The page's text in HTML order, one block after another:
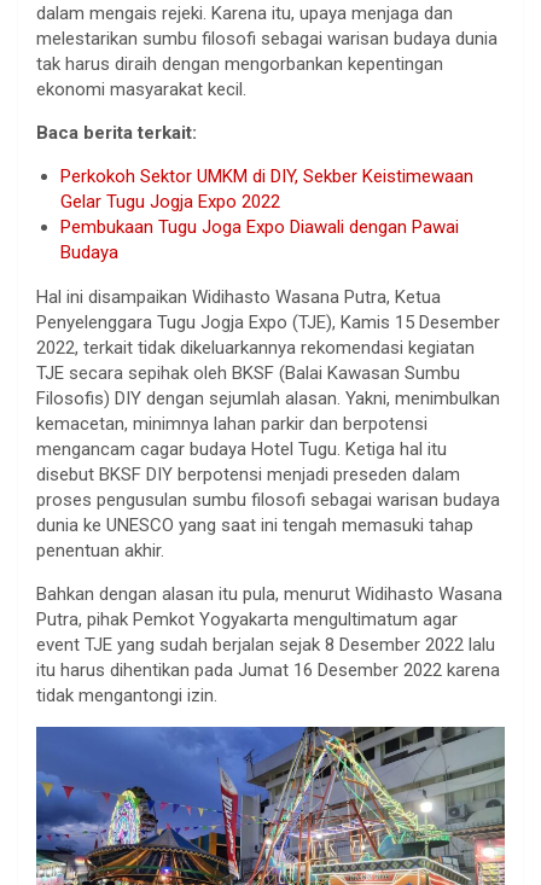
dalam mengais rejeki. Karena itu, upaya menjaga dan
melestarikan sumbu filosofi sebagai warisan budaya dunia
tak harus diraih dengan mengorbankan kepentingan
ekonomi masyarakat kecil.
Baca berita terkait:
Perkokoh Sektor UMKM di DIY, Sekber Keistimewaan
Gelar Tugu Jogja Expo 2022
Pembukaan Tugu Joga Expo Diawali dengan Pawai
Budaya
Hal ini disampaikan Widihasto Wasana Putra, Ketua
Penyelenggara Tugu Jogja Expo (TJE), Kamis 15 Desember
2022, terkait tidak dikeluarkannya rekomendasi kegiatan
TJE secara sepihak oleh BKSF (Balai Kawasan Sumbu
Filosofis) DIY dengan sejumlah alasan. Yakni, menimbulkan
kemacetan, minimnya lahan parkir dan berpotensi
mengancam cagar budaya Hotel Tugu. Ketiga hal itu
disebut BKSF DIY berpotensi menjadi preseden dalam
proses pengusulan sumbu filosofi sebagai warisan budaya
dunia ke UNESCO yang saat ini tengah memasuki tahap
penentuan akhir.
Bahkan dengan alasan itu pula, menurut Widihasto Wasana
Putra, pihak Pemkot Yogyakarta mengultimatum agar
event TJE yang sudah berjalan sejak 8 Desember 2022 lalu
itu harus dihentikan pada Jumat 16 Desember 2022 karena
tidak mengantongi izin.